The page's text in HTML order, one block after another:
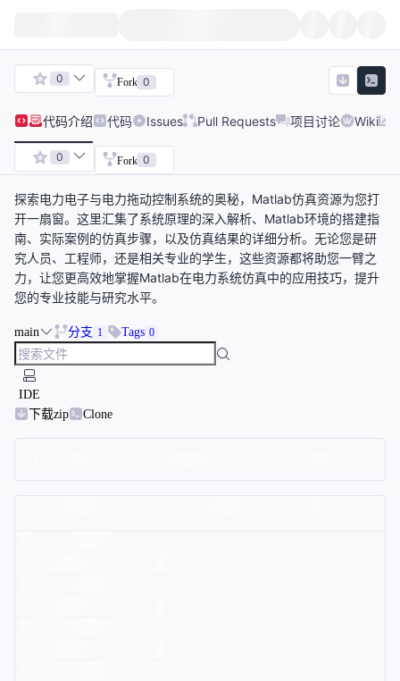
0 Fork 0
代码介绍 代码 Issues Pull Requests 项目讨论 Wiki
0 Fork 0
探索电力电子与电力拖动控制系统的奥秘，Matlab仿真资源为您打
开一扇窗。这里汇集了系统原理的深入解析、Matlab环境的搭建指
南、实际案例的仿真步骤，以及仿真结果的详细分析。无论您是研
究人员、工程师，还是相关专业的学生，这些资源都将助您一臂之
力，让您更高效地掌握Matlab在电力系统仿真中的应用技巧，提升
您的专业技能与研究水平。
main 分支 1 Tags 0
IDE
下载zip
Clone